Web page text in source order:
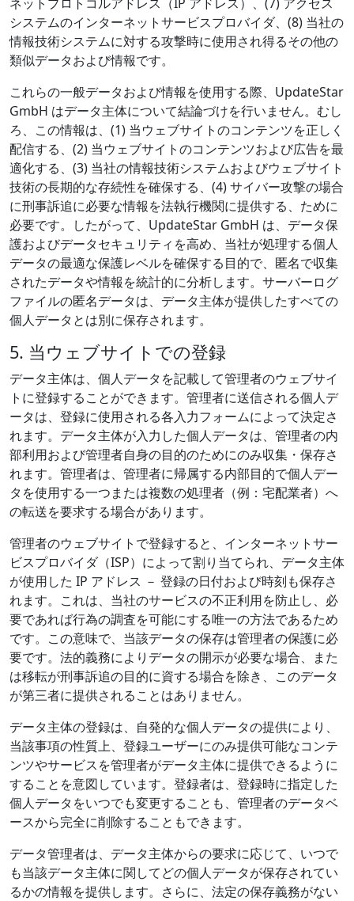
システムのインターネットサービスプロバイダ、(8) 当社の
情報技術システムに対する攻撃時に使用され得るその他の
類似データおよび情報です。
これらの一般データおよび情報を使用する際、UpdateStar
GmbH はデータ主体について結論づけを行いません。むし
ろ、この情報は、(1) 当ウェブサイトのコンテンツを正しく
配信する、(2) 当ウェブサイトのコンテンツおよび広告を最
適化する、(3) 当社の情報技術システムおよびウェブサイト
技術の長期的な存続性を確保する、(4) サイバー攻撃の場合
に刑事訴追に必要な情報を法執行機関に提供する、ために
必要です。したがって、UpdateStar GmbH は、データ保
護およびデータセキュリティを高め、当社が処理する個人
データの最適な保護レベルを確保する目的で、匿名で収集
されたデータや情報を統計的に分析します。サーバーログ
ファイルの匿名データは、データ主体が提供したすべての
個人データとは別に保存されます。
5. 当ウェブサイトでの登録
データ主体は、個人データを記載して管理者のウェブサイ
トに登録することができます。管理者に送信される個人デ
ータは、登録に使用される各入力フォームによって決定さ
れます。データ主体が入力した個人データは、管理者の内
部利用および管理者自身の目的のためにのみ収集・保存さ
れます。管理者は、管理者に帰属する内部目的で個人デー
タを使用する一つまたは複数の処理者（例：宅配業者）へ
の転送を要求する場合があります。
管理者のウェブサイトで登録すると、インターネットサー
ビスプロバイダ（ISP）によって割り当てられ、データ主体
が使用した IP アドレス － 登録の日付および時刻も保存さ
れます。これは、当社のサービスの不正利用を防止し、必
要であれば行為の調査を可能にする唯一の方法であるため
です。この意味で、当該データの保存は管理者の保護に必
要です。法的義務によりデータの開示が必要な場合、また
は移転が刑事訴追の目的に資する場合を除き、このデータ
が第三者に提供されることはありません。
データ主体の登録は、自発的な個人データの提供により、
当該事項の性質上、登録ユーザーにのみ提供可能なコンテ
ンツやサービスを管理者がデータ主体に提供できるように
することを意図しています。登録者は、登録時に指定した
個人データをいつでも変更することも、管理者のデータベ
ースから完全に削除することもできます。
データ管理者は、データ主体からの要求に応じて、いつで
も当該データ主体に関してどの個人データが保存されてい
るかの情報を提供します。さらに、法定の保存義務がない